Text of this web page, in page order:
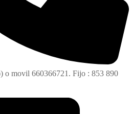
o movil 660366721. Fijo : 853 890